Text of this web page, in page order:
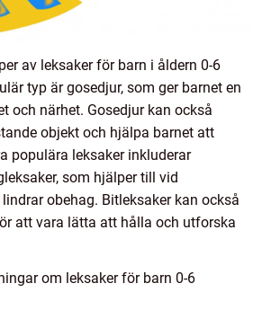
av leksaker för barn i åldern 0-6
typ är gosedjur, som ger barnet en
och närhet. Gosedjur kan också
objekt och hjälpa barnet att
populära leksaker inkluderar
som hjälper till vid
obehag. Bitleksaker kan också
att vara lätta att hålla och utforska
om leksaker för barn 0-6